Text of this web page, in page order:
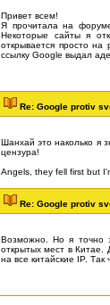
Привет всем!
Я прочитала на
Некоторые сайты я
открывается просто
ссылку Google выдал
Re: Google protiv
Шанхай это наколько я
цензура!
Angels, they fell first but
Re: Google protiv
Возможно. Но я точно
открытых мест в Китае.
на все китайские IP. Так